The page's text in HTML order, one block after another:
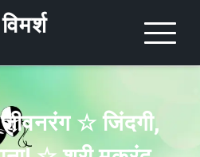
जीवनरंग ☆ जिंदगी,